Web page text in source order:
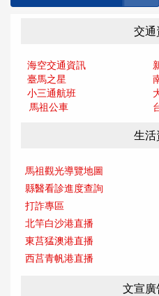
交通
海空交通資訊
臺馬之星
小三通航班
馬祖公車
生活
馬祖觀光導覽地圖
縣醫看診進度查詢
打詐專區
北竿白沙港直播
東莒猛澳港直播
西莒青帆港直播
文宣廣